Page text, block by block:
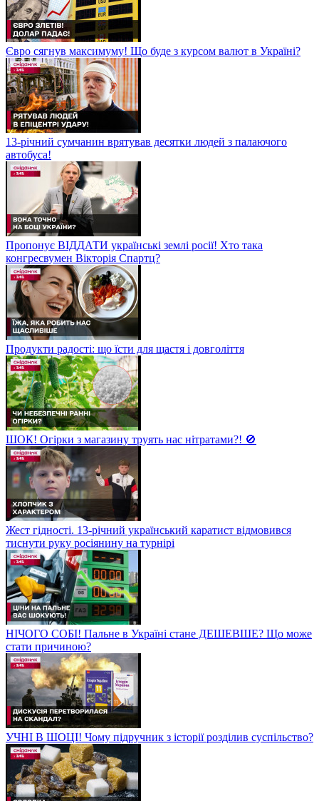
Євро сягнув максимуму! Що буде з курсом валют в Україні?
13-річний сумчанин врятував десятки людей з палаючого
автобуса!
Пропонує ВІДДАТИ українські землі росії! Хто така
конгресвумен Вікторія Спартц?
Продукти радості: що їсти для щастя і довголіття
ШОК! Огірки з магазину труять нас нітратами?! 🚫
Жест гідності. 13-річний український каратист відмовився
тиснути руку росіянину на турнірі
НІЧОГО СОБІ! Пальне в Україні стане ДЕШЕВШЕ? Що може
стати причиною?
УЧНІ В ШОЦІ! Чому підручник з історії розділив суспільство?